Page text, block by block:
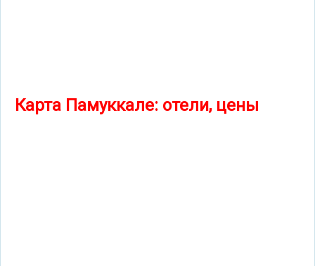
Карта Памуккале: отели, цены